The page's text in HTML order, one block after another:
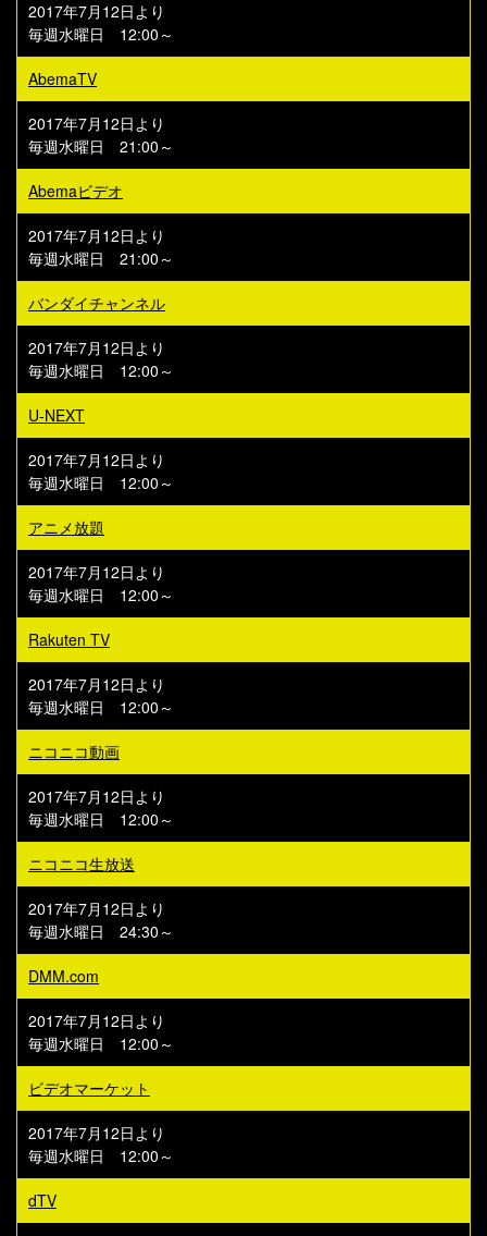
2017年7月12日より
毎週水曜日 12:00～
AbemaTV
2017年7月12日より
毎週水曜日 21:00～
Abemaビデオ
2017年7月12日より
毎週水曜日 21:00～
バンダイチャンネル
2017年7月12日より
毎週水曜日 12:00～
U-NEXT
2017年7月12日より
毎週水曜日 12:00～
アニメ放題
2017年7月12日より
毎週水曜日 12:00～
Rakuten TV
2017年7月12日より
毎週水曜日 12:00～
ニコニコ動画
2017年7月12日より
毎週水曜日 12:00～
ニコニコ生放送
2017年7月12日より
毎週水曜日 24:30～
DMM.com
2017年7月12日より
毎週水曜日 12:00～
ビデオマーケット
2017年7月12日より
毎週水曜日 12:00～
dTV